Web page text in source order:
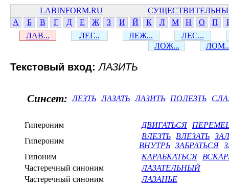
LABINFORM.RU
А
Б В Г Д Е Ж З И Й К Л М Н О П
ЛАВ...
ЛЕГ... ЛЕЖ...
ЛЕС...
ЛОЖ...
Текстовый вход:ЛАЗИТЬ
Синсет: ЛЕЗТЬ ЛАЗАТЬ ЛАЗИТЬ ПОЛЕЗТЬ
Гипероним ДВИГАТЬСЯ
Гипероним
ВЛЕЗТЬ ВЛЕЗАТЬ
ВНУТРЬ ЗАБРАТЬСЯ
Гипоним
КАРАБКАТЬСЯ
Частеречный синоним
ЛАЗАТЕЛЬНЫЙ
Частеречный синоним
ЛАЗАНЬЕ